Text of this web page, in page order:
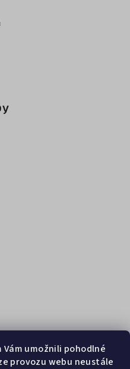
umožnili pohodlné
provozu webu neustále